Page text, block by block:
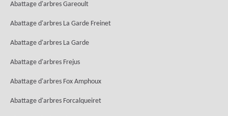
Abattage d'arbres Gareoult
Abattage d'arbres La Garde Freinet
Abattage d'arbres La Garde
Abattage d'arbres Frejus
Abattage d'arbres Fox Amphoux
Abattage d'arbres Forcalqueiret